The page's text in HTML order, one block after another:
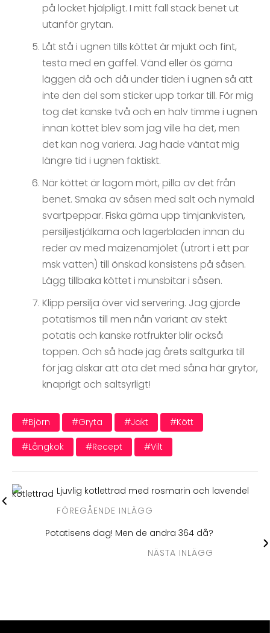
på locket hjälpligt. I mitt fall stack benet ut
utanför grytan.
Låt stå i ugnen tills köttet är mjukt och fint,
testa med en gaffel. Vänd eller ös gärna
läggen då och då under tiden i ugnen så att
inte den del som sticker upp torkar till. För mig
tog det kanske två och en halv timme i ugnen
innan köttet blev som jag ville ha det, men
det kan nog variera. Jag hade väntat mig
längre tid i ugnen faktiskt.
När köttet är lagom mört, pilla av det från
benet. Smaka av såsen med salt och nymald
svartpeppar. Fiska gärna upp timjankvisten,
persiljestjälkarna och lagerbladen innan du
reder av med maizenamjölet (utrört i ett par
msk vatten) till önskad konsistens på såsen.
Lägg tillbaka köttet i munsbitar i såsen.
Klipp persilja över vid servering. Jag gjorde
potatismos till men nån variant av stekt
potatis och kanske rotfrukter blir också
toppen. Och så hade jag årets saltgurka till
för jag älskar att äta det med såna här grytor,
knaprigt och saltsyrligt!
#björn #gryta #jakt #kött
#långkok #recept #vilt
Ljuvlig kotlettrad med rosmarin och lavendel
FÖREGÅENDE INLÄGG
Potatisens dag! Men de andra 364 då?
NÄSTA INLÄGG